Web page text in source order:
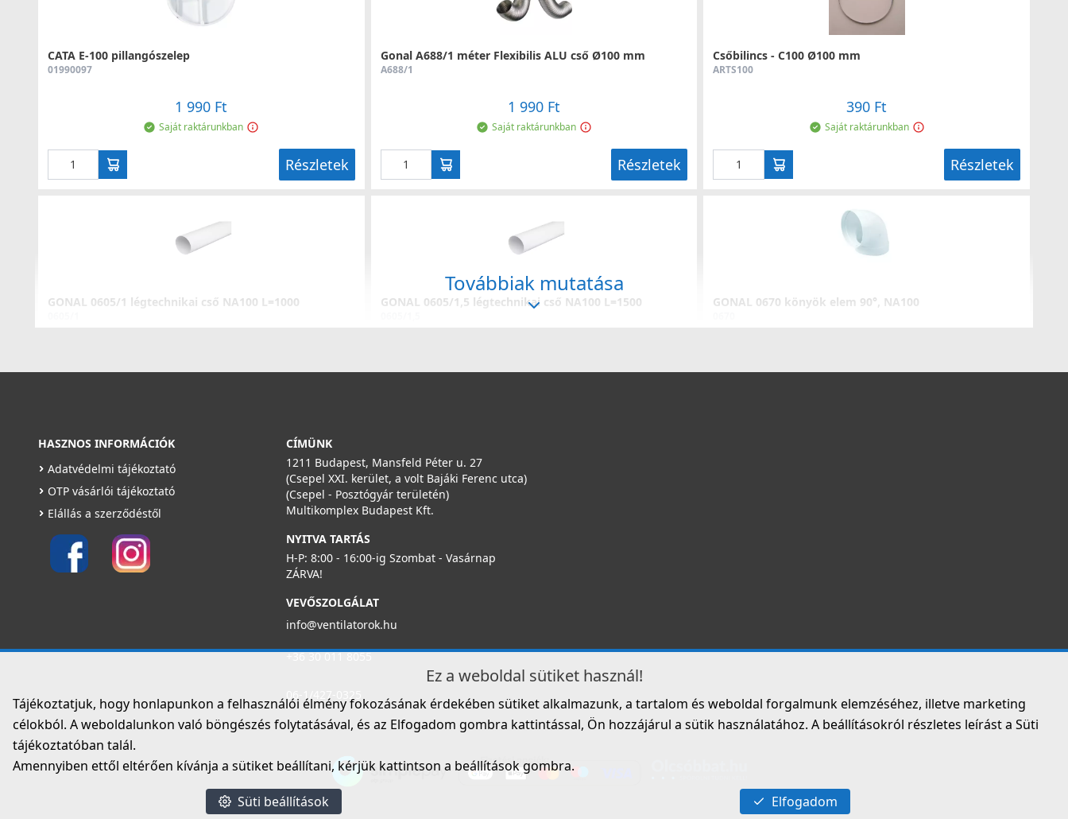
CATA E-100 pillangószelep
01990097
1 990 Ft
Saját raktárunkban
Részletek
Gonal A688/1 méter Flexibilis ALU cső Ø100 mm
A688/1
1 990 Ft
Saját raktárunkban
Részletek
Csőbilincs - C100 Ø100 mm
ARTS100
390 Ft
Saját raktárunkban
Részletek
GONAL 0605/1 légtechnikai cső NA100 L=1000
Saját raktárunkban
GONAL 0605/1,5 légtechnikai cső NA100 L=1500
Saját raktárunkban
GONAL 0670 könyök elem 90°, NA100
Saját raktárunkban
Továbbiak mutatása
HASZNOS INFORMÁCIÓK
Adatvédelmi tájékoztató
OTP vásárlói tájékoztató
Elállás a szerződéstől
CÍMÜNK
1211 Budapest, Mansfeld Péter u. 27
(Csepel XXI. kerület, a volt Bajáki Ferenc utca)
(Csepel - Posztógyár területén)
Multikomplex Budapest Kft.
NYITVA TARTÁS
H-P: 8:00 - 16:00-ig Szombat - Vasárnap
ZÁRVA!
VEVŐSZOLGÁLAT
info@ventilatorok.hu
+36 30 011 8055
06-1/427-0325
Ez a weboldal sütiket használ!
Tájékoztatjuk, hogy honlapunkon a felhasználói élmény fokozásának érdekében sütiket alkalmazunk, a tartalom és weboldal forgalmunk elemzéséhez, illetve marketing
célokból. A weboldalunkon való böngészés folytatásával, és az Elfogadom gombra kattintással, Ön hozzájárul a sütik használatához. A beállításokról részletes leírást a Süti
tájékoztatóban talál.
Amennyiben ettől eltérően kívánja a sütiket beállítani, kérjük kattintson a beállítások gombra.
Süti beállítások Elfogadom